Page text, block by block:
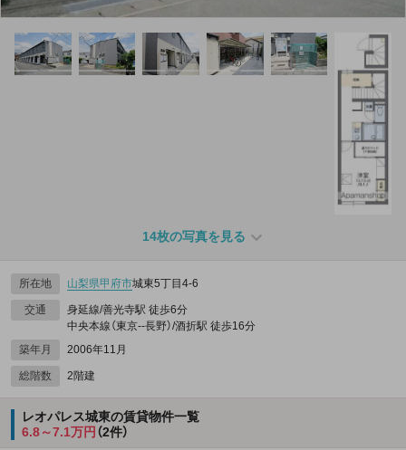
14枚の写真を見る
所在地 山梨県甲府市城東5丁目4-6
交通
身延線/善光寺駅 徒歩6分
中央本線（東京--長野）/酒折駅 徒歩16分
築年月
2006年11月
総階数 2階建
レオパレス城東の賃貸物件一覧
6.8～7.1万円 （2件）